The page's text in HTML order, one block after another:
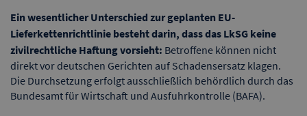
Ein wesentlicher Unterschied zur geplanten EU-
Lieferkettenrichtlinie besteht darin, dass das LkSG keine
zivilrechtliche Haftung vorsieht: Betroffene können nicht
direkt vor deutschen Gerichten auf Schadensersatz klagen.
Die Durchsetzung erfolgt ausschließlich behördlich durch das
Bundesamt für Wirtschaft und Ausfuhrkontrolle (BAFA).